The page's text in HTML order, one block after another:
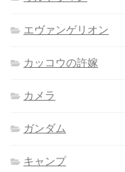
エヴァンゲリオン
カッコウの許嫁
カメラ
ガンダム
キャンプ